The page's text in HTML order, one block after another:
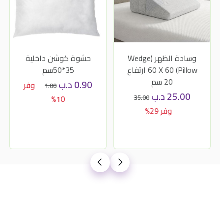
وسادة الظهر (Wedge
Pillow) 60 X 60 ارتفاع
20 سم
25.00د.ب 35.00
وفر 29%
حشوة كوشن داخلية
35*50سم
0.90د.ب1.00
وفر
10%